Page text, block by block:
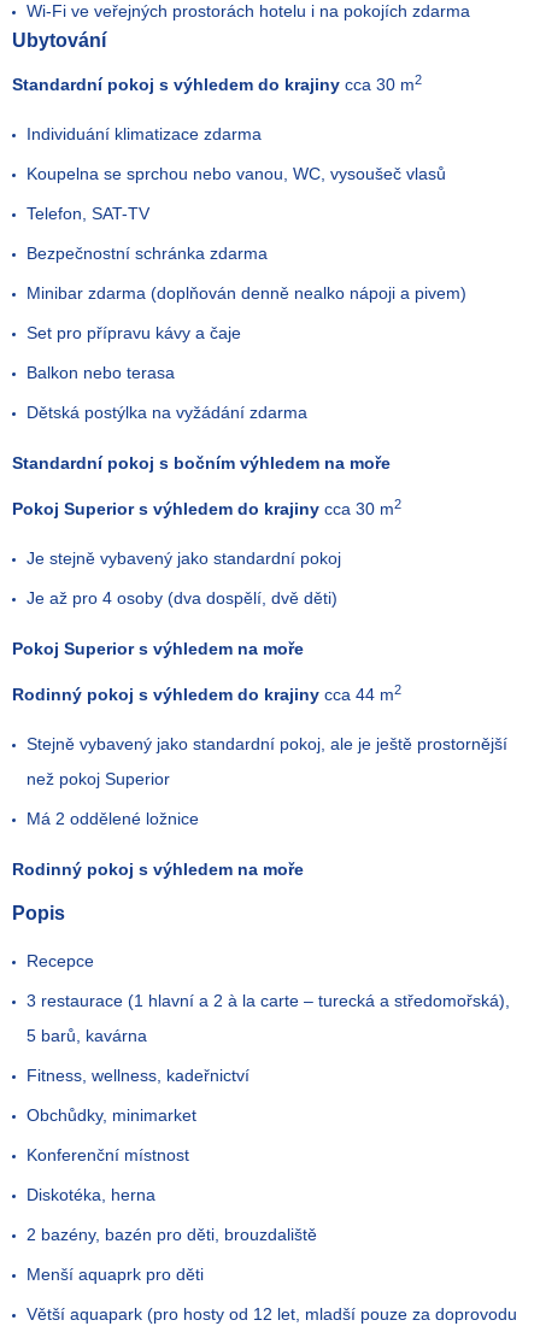
Wi-Fi ve veřejných prostorách hotelu i na pokojích zdarma
Ubytování
Standardní pokoj s výhledem do krajiny cca 30 m2
Individuání klimatizace zdarma
Koupelna se sprchou nebo vanou, WC, vysoušeč vlasů
Telefon, SAT-TV
Bezpečnostní schránka zdarma
Minibar zdarma (doplňován denně nealko nápoji a pivem)
Set pro přípravu kávy a čaje
Balkon nebo terasa
Dětská postýlka na vyžádání zdarma
Standardní pokoj s bočním výhledem na moře
Pokoj Superior s výhledem do krajiny cca 30 m2
Je stejně vybavený jako standardní pokoj
Je až pro 4 osoby (dva dospělí, dvě děti)
Pokoj Superior s výhledem na moře
Rodinný pokoj s výhledem do krajiny cca 44 m2
Stejně vybavený jako standardní pokoj, ale je ještě prostornější
než pokoj Superior
Má 2 oddělené ložnice
Rodinný pokoj s výhledem na moře
Popis
Recepce
3 restaurace (1 hlavní a 2 à la carte – turecká a středomořská),
5 barů, kavárna
Fitness, wellness, kadeřnictví
Obchůdky, minimarket
Konferenční místnost
Diskotéka, herna
2 bazény, bazén pro děti, brouzdaliště
Menší aquaprk pro děti
Větší aquapark (pro hosty od 12 let, mladší pouze za doprovodu